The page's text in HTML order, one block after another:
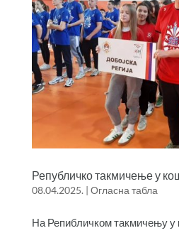
Републичко такмичење у
08.04.2025.| Огласна табла
На Репибличком такмичењу у